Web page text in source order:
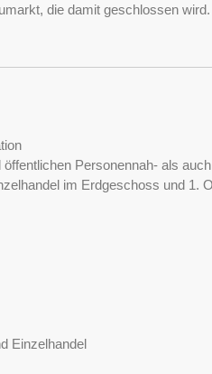
die damit geschlossen wird.
Personennah- als
im Erdgeschoss und 1.
Einzelhandel